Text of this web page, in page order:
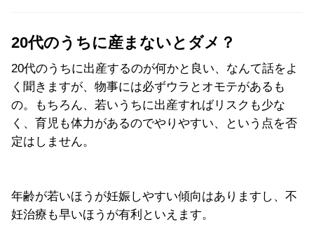
20代のうちに産まないとダメ？
20代のうちに出産するのが何かと良い、なんて話をよ
く聞きますが、物事には必ずウラとオモテがあるも
の。もちろん、若いうちに出産すればリスクも少な
く、育児も体力があるのでやりやすい、という点を否
定はしません。
年齢が若いほうが妊娠しやすい傾向はありますし、不
妊治療も早いほうが有利といえます。